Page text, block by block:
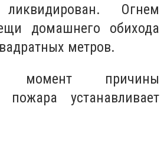
Огнем
домашнего обихода
метров.
причины
пожара устанавливает